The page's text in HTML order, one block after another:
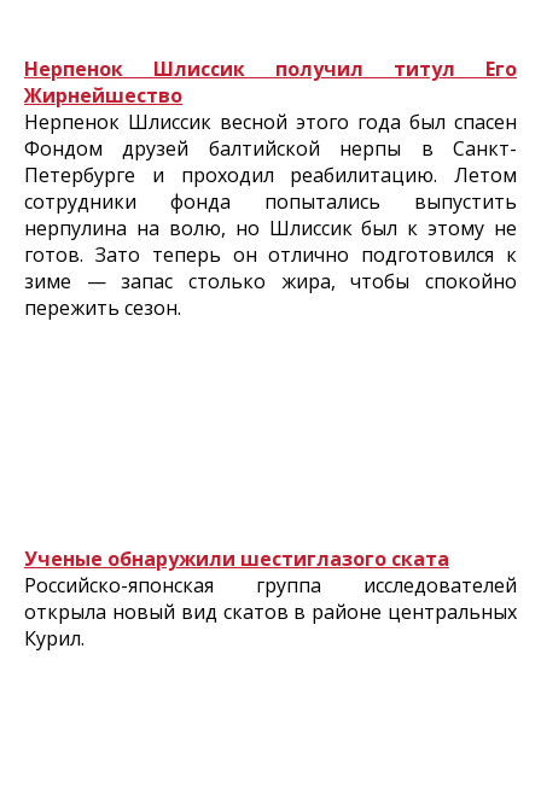
Нерпенок Шлиссик получил титул Его
Жирнейшество
Нерпенок Шлиссик весной этого года был спасен
Фондом друзей балтийской нерпы в Санкт-
Петербурге и проходил реабилитацию. Летом
сотрудники фонда попытались выпустить
нерпулина на волю, но Шлиссик был к этому не
готов. Зато теперь он отлично подготовился к
зиме — запас столько жира, чтобы спокойно
пережить сезон.
Ученые обнаружили шестиглазого ската
Российско-японская группа исследователей
открыла новый вид скатов в районе центральных
Курил.